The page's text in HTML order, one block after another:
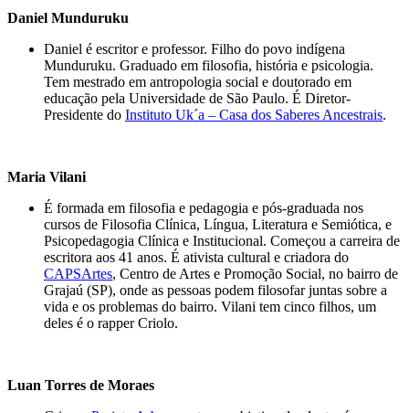
Daniel Munduruku
Daniel é escritor e professor. Filho do povo indígena
Munduruku. Graduado em filosofia, história e psicologia.
Tem mestrado em antropologia social e doutorado em
educação pela Universidade de São Paulo. É Diretor-
Presidente do Instituto Uk´a – Casa dos Saberes Ancestrais.
Maria Vilani
É formada em filosofia e pedagogia e pós-graduada nos
cursos de Filosofia Clínica, Língua, Literatura e Semiótica, e
Psicopedagogia Clínica e Institucional. Começou a carreira de
escritora aos 41 anos. É ativista cultural e criadora do
CAPSArtes, Centro de Artes e Promoção Social, no bairro de
Grajaú (SP), onde as pessoas podem filosofar juntas sobre a
vida e os problemas do bairro. Vilani tem cinco filhos, um
deles é o rapper Criolo.
Luan Torres de Moraes